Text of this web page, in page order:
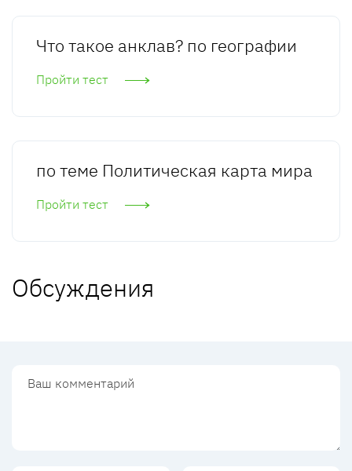
Что такое анклав? по географии
Пройти тест
по теме Политическая карта мира
Пройти тест
Обсуждения